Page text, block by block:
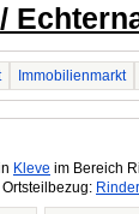
Immobilienmarkt
Kleve im Bereich